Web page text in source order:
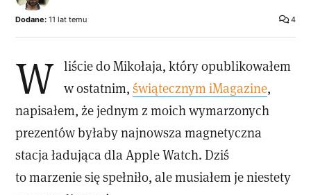
4
Dodane: 11 lat temu
W liście do Mikołaja, który opublikowałem
w ostatnim,świątecznym iMagazine,
napisałem, że jednym z moich wymarzonych
prezentów byłaby najnowsza magnetyczna
stacja ładująca dla Apple Watch. Dziś
to marzenie się spełniło, ale musiałem je niestety